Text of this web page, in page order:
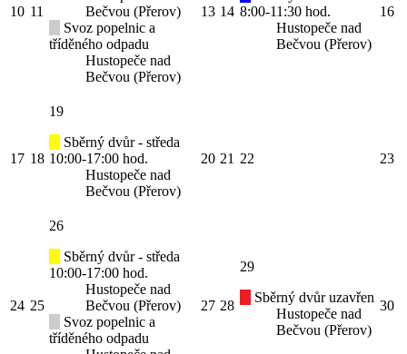
10 11
Bečvou (Přerov)
Svoz popelnic a
tříděného odpadu
Hustopeče nad
Bečvou (Přerov)
13 14 8:00-11:30 hod.
Hustopeče nad
Bečvou (Přerov)
16
17 18
19
Sběrný dvůr - středa
10:00-17:00 hod.
Hustopeče nad
Bečvou (Přerov)
20 21 22 23
24 25
26
Sběrný dvůr - středa
10:00-17:00 hod.
Hustopeče nad
Bečvou (Přerov)
Svoz popelnic a
tříděného odpadu
27 28
29
Sběrný dvůr uzavřen
Hustopeče nad
Bečvou (Přerov)
30